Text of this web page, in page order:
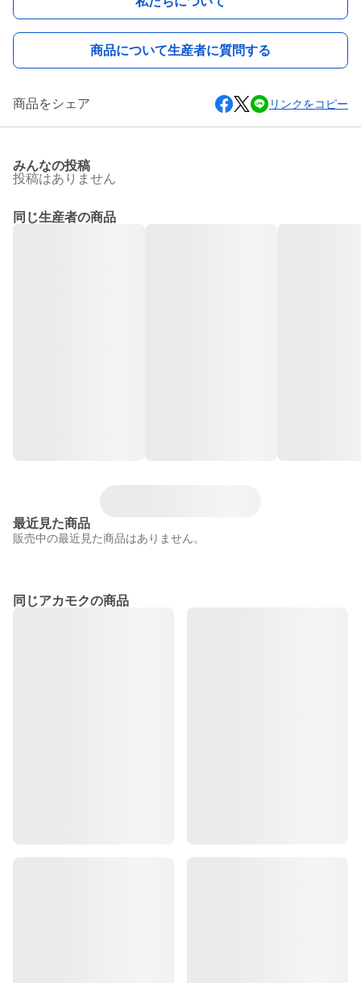
商品について生産者に質問する
商品をシェア リンクをコピー
みんなの投稿
投稿はありません
同じ生産者の商品
最近見た商品
販売中の最近見た商品はありません。
同じアカモクの商品